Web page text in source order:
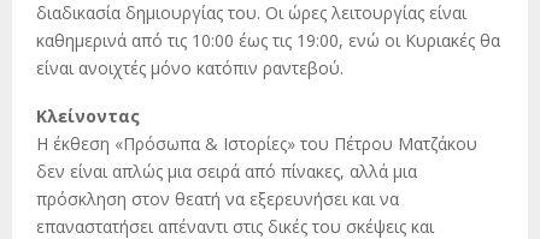
διαδικασία δημιουργίας του. Οι ώρες λειτουργίας είναι
καθημερινά από τις 10:00 έως τις 19:00, ενώ οι Κυριακές θα
είναι ανοιχτές μόνο κατόπιν ραντεβού.
Κλείνοντας
Η έκθεση «Πρόσωπα & Ιστορίες» του Πέτρου Ματζάκου
δεν είναι απλώς μια σειρά από πίνακες, αλλά μια
πρόσκληση στον θεατή να εξερευνήσει και να
επαναστατήσει απέναντι στις δικές του σκέψεις και